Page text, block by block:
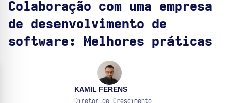
Colaboração com uma empresa
de desenvolvimento de
software: Melhores práticas
KAMIL FERENS
Diretor de Crescimento